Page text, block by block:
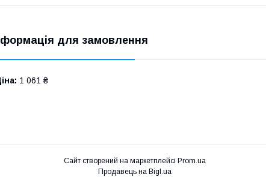
для замовлення
1 061 ₴
Сайт створений на маркетплейсі Prom.ua
Продавець на Bigl.ua